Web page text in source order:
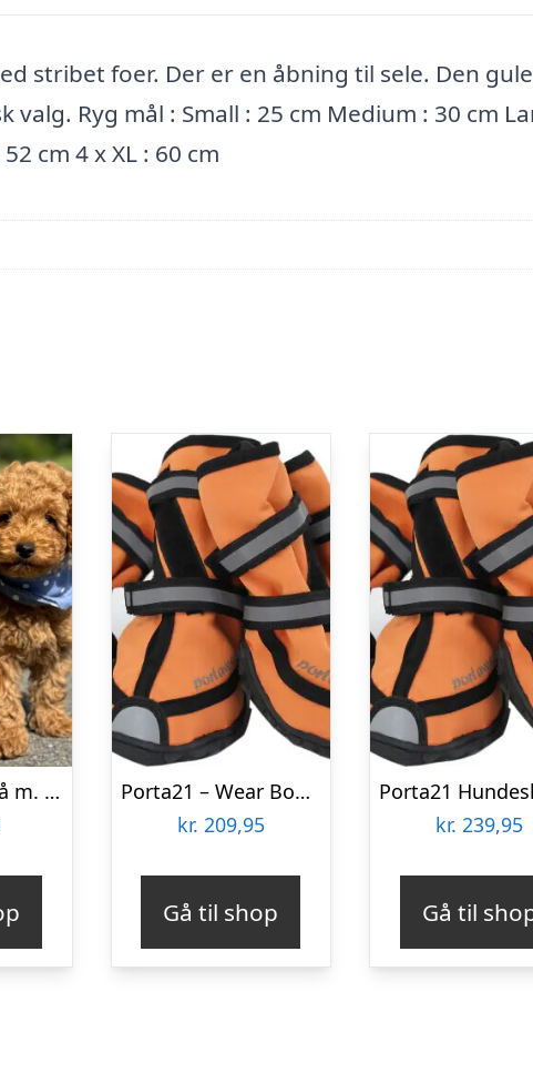
stribet foer. Der er en åbning til sele. Den
Ryg mål : Small : 25 cm Medium : 30 cm
cm 4 x XL : 60 cm
Bandana / – Blå m. hvide prikker
Porta21 – Wear Boots – Orange – Xxl
kr. 209,95
Gå til shop
kr. 239,95
Gå til